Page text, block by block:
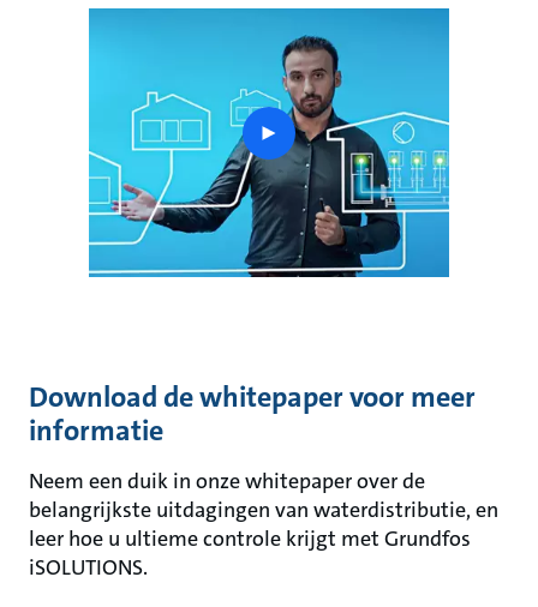
play
button
Download de whitepaper voor meer
informatie
Neem een duik in onze whitepaper over de
belangrijkste uitdagingen van waterdistributie, en
leer hoe u ultieme controle krijgt met Grundfos
iSOLUTIONS.